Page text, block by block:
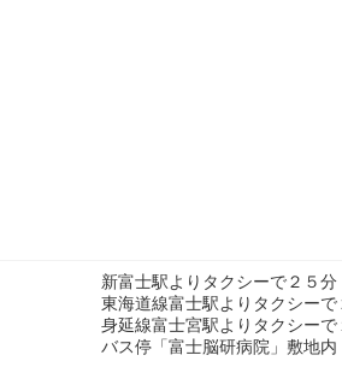
新富士駅よりタクシーで２５分
東海道線富士駅よりタクシーで
身延線富士宮駅よりタクシーで
バス停「富士脳研病院」敷地内